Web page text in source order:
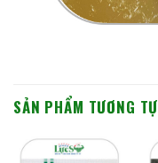
SẢN PHẨM TƯƠNG TỰ